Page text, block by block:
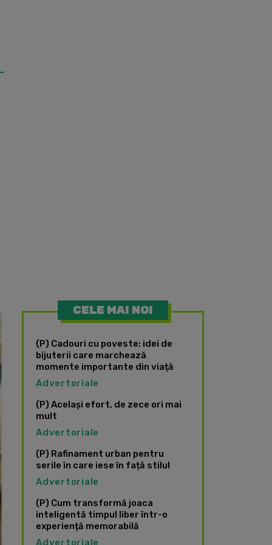
CELE MAI NOI
(P) Cadouri cu poveste: idei de
bijuterii care marchează
momente importante din viață
Advertoriale
(P) Același efort, de zece ori mai
mult
Advertoriale
(P) Rafinament urban pentru
serile în care iese în față stilul
Advertoriale
(P) Cum transformă joaca
inteligentă timpul liber într-o
experiență memorabilă
Advertoriale